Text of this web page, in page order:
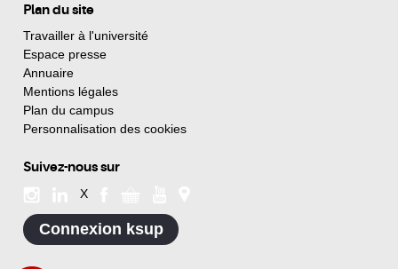
Plan du site
Travailler à l'université
Espace presse
Annuaire
Mentions légales
Plan du campus
Personnalisation des cookies
Suivez-nous sur
X
Connexion ksup